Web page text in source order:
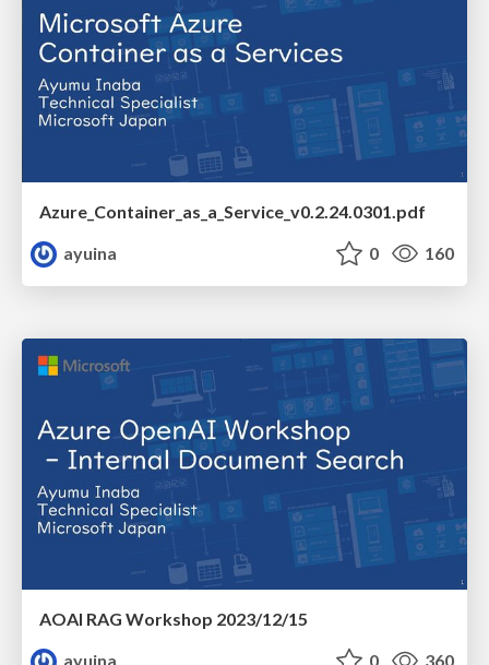
Azure_Container_as_a_Service_v0.2.24.0301.pdf
ayuina
0 160
AOAI RAG Workshop 2023/12/15
ayuina
0 360